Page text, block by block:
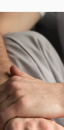
for å
enn 1 million
selskaper, byråer